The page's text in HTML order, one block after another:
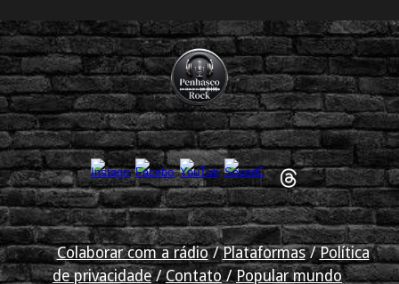
Colaborar com a rádio/Plataformas/Política
de privacidade/Contato/Popular mundo